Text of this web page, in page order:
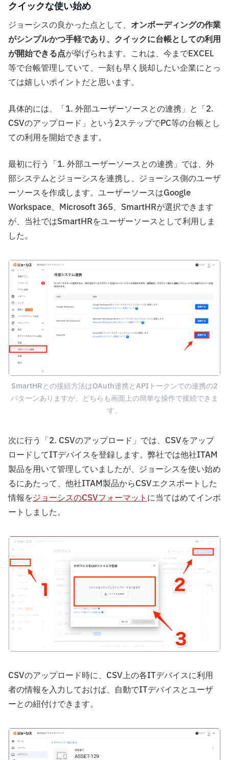
クイックな使い始め
ジョーシスの良かった点として、 オンボーディングの作業
がシンプルかつ手軽であり、クイックに台帳としての利用
が開始できる点が挙げられます。これは、今までEXCEL
等で台帳管理していて、一刻も早く脱却したい企業にとっ
ては嬉しいポイントだと思います。
具体的には、「1. 外部ユーザーソースとの連携」と「2.
CSVのアップロード」という2ステップでPC等の台帳とし
ての利用を開始できます。
最初に行う「1. 外部ユーザーソースとの連携」では、外
部システムとジョーシスを連携し、ジョーシス側のユーザ
ーソースを作成します。ユーザーソースはGoogle
Workspace、Microsoft 365、SmartHRが選択できます
が、当社ではSmartHRをユーザーソースとして利用しま
した。
SmartHRとの接続方法はOAuth連携とAPIトークンでの連携の2
パターンありますが、どちらも画面上の簡単な操作で接続できま
す。
次に行う「2. CSVのアップロード」では、CSVをアップ
ロードしてITデバイスを登録します。弊社では他社ITAM
製品を用いて管理していましたが、ジョーシスを使い始め
るにあたって、他社ITAM製品からCSVエクスポートした
情報をジョーシスのCSVフォーマットに当てはめてインポ
ートしました。
CSVのアップロード時に、CSV上の各ITデバイスに利用
者の情報を入力しておけば、自動でITデバイスとユーザ
ーとの紐付けできます。